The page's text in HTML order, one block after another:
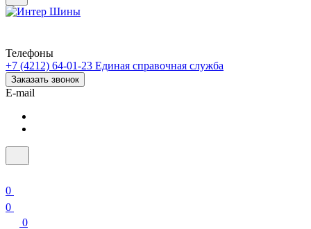
Телефоны
+7 (4212) 64-01-23 Единая справочная служба
Заказать звонок
E-mail
0
0
0